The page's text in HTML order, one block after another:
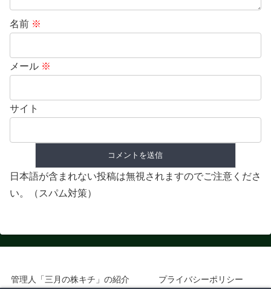
名前 ※
メール ※
サイト
日本語が含まれない投稿は無視されますのでご注意くださ
い。（スパム対策）
管理人「三月の株キチ」の紹介 プライバシーポリシー